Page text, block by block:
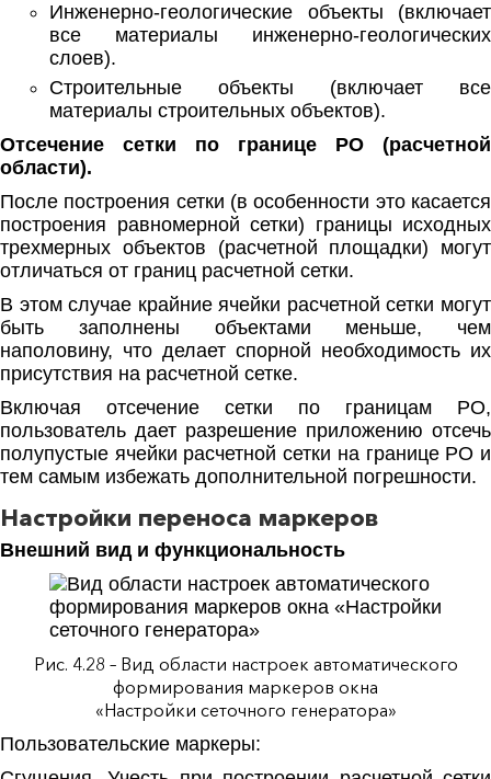
Инженерно-геологические объекты (включает
все материалы инженерно-геологических
слоев).
Строительные объекты (включает все
материалы строительных объектов).
Отсечение сетки по границе РО (расчетной
области).
После построения сетки (в особенности это касается
построения равномерной сетки) границы исходных
трехмерных объектов (расчетной площадки) могут
отличаться от границ расчетной сетки.
В этом случае крайние ячейки расчетной сетки могут
быть заполнены объектами меньше, чем
наполовину, что делает спорной необходимость их
присутствия на расчетной сетке.
Включая отсечение сетки по границам РО,
пользователь дает разрешение приложению отсечь
полупустые ячейки расчетной сетки на границе РО и
тем самым избежать дополнительной погрешности.
Настройки переноса маркеров
Внешний вид и функциональность
Рис. 4.28 – Вид области настроек автоматического
формирования маркеров окна
«Настройки сеточного генератора»
Пользовательские маркеры: